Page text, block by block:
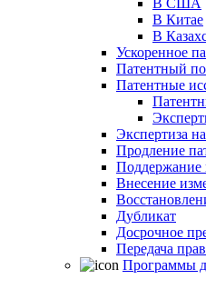
В США
В Китае
В
Ускоренное
Патентный
Патентные
Экспертиза
Продление
Поддержание
Внесение
Дубликат
Досрочное
Передача прав
Программы